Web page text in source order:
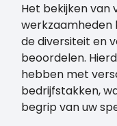
Het bekijken van
werkzaamheden
de diversiteit en
beoordelen.
hebben met
bedrijfstakken,
begrip van uw